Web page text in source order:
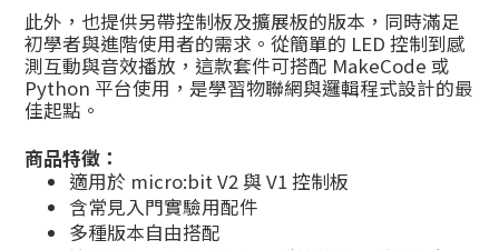
此外，也提供另帶控制板及擴展板的版本，同時滿足
初學者與進階使用者的需求。從簡單的 LED 控制到感
測互動與音效播放，這款套件可搭配 MakeCode 或
Python 平台使用，是學習物聯網與邏輯程式設計的最
佳起點。
商品特徵：
適用於 micro:bit V2 與 V1 控制板
含常見入門實驗用配件
多種版本自由搭配